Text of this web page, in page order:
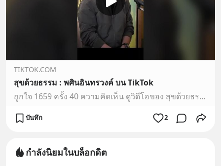
TIKTOK.COM
สุขด้วยธรรม : พศินอินทรวงค์ บน TikTok
ถูกใจ 1659 ครั้ง 40 ความคิดเห็น ดูวิดีโอของ สุขด้วยธรรม : พศินอินทรวงค์
บันทึก 2
กำลังนิยมในบล็อกดิต